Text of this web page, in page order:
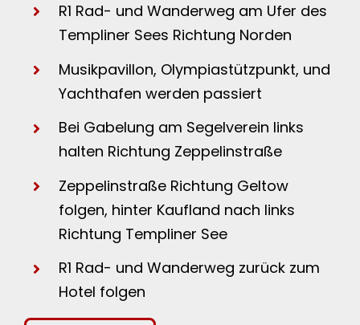
R1 Rad- und Wanderweg am Ufer des
Templiner Sees Richtung Norden
Musikpavillon, Olympiastützpunkt, und
Yachthafen werden passiert
Bei Gabelung am Segelverein links
halten Richtung Zeppelinstraße
Zeppelinstraße Richtung Geltow
folgen, hinter Kaufland nach links
Richtung Templiner See
R1 Rad- und Wanderweg zurück zum
Hotel folgen